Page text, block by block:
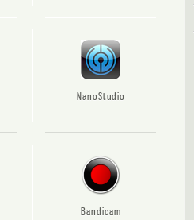
NanoStudio
Bandicam